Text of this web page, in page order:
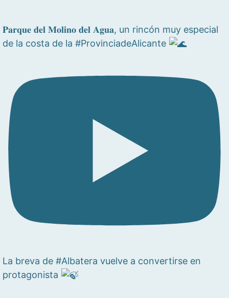
𝐏𝐚𝐫𝐪𝐮𝐞 𝐝𝐞𝐥 𝐌𝐨𝐥𝐢𝐧𝐨 𝐝𝐞𝐥 𝐀𝐠𝐮𝐚, un rincón muy especial
de la costa de la #ProvinciadeAlicante
La breva de #Albatera vuelve a convertirse en
protagonista